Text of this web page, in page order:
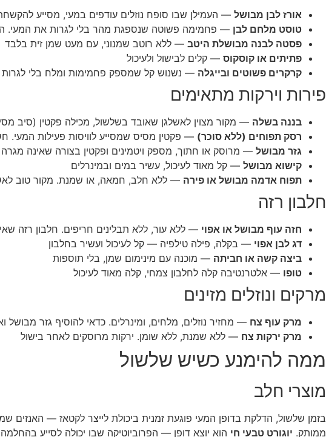
אורז לבן מבושל — העמילן שבו סופח נוזלים עודפים במעי, מסייע
טוסט מלחם לבן — פחמימה פשוטה שנספגת מהר בלי לגרות את המעי.
פסטה לבנה מבושלת היטב — ללא רוטב שמנוני, עם מעט שמן זית בלבד
פתיתים או קוסקוס — קלים לבישול ולעיכול
קרקרים פשוטים ובייגלה — נשנוש קל שמספק פחמימות ומלח בלי לגרות
פירות וירקות מתאימים
בננה בשלה — מקור מצוין לאשלגן שאובד בשלשול, מכילה פקטין (סיב
רסק תפוחים (ללא סוכר) — פקטין מסיס שמסייע לוויסות פעילות המעי.
גזר מבושל — מרוסק או חתוך, מספק ויטמינים ופקטין בצורה שאינה מגרה
קישוא מבושל — קל מאוד לעיכול, עשיר במים ובמינרלים
תפוח אדמה מבושל או פירה — ללא חלב, חמאה, או שמנת. מקור טוב
חלבון רזה
חזה עוף מבושל או אפוי — ללא עור, ללא תבלינים חריפים. חלבון רזה
דג לבן אפוי — בקלה, פילה טילפיה — קל לעיכול ועשיר בחלבון
ביצה קשה או חביתה — מוכנה עם מינימום שמן, בלי תוספות
טופו — אלטרנטיבה קלה לחלבון צמחי, קלה מאוד לעיכול
מרקים ונוזלים מזינים
מרק עוף צח — מחזיר נוזלים, מלחים, ומינרלים. כדאי להוסיף גזר מבושל
מרק ירקות צח — ללא שמנת, ללא שומן. ירקות מרוסקים לאחר בישול
ממה להימנע כשיש שלשול
מוצרי חלב
בזמן שלשול, הדלקת בדופן המעי פוגעת זמנית ביכולת לייצר לקטאז —
ממותק. יוגורט טבעי חי הוא יוצא דופן — הפרוביוטיקה שבו יכולה לסייע